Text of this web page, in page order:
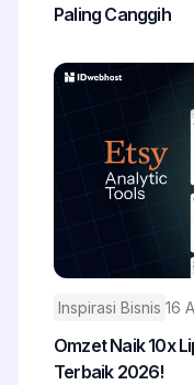
Paling Canggih
Inspirasi Bisnis 16
Omzet Naik 10x
Terbaik 2026!